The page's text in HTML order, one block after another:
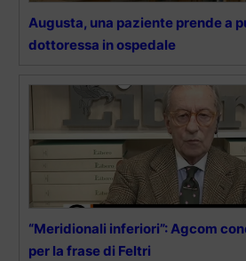
Augusta, una paziente prende a
dottoressa in ospedale
“Meridionali inferiori”: Agcom
per la frase di Feltri